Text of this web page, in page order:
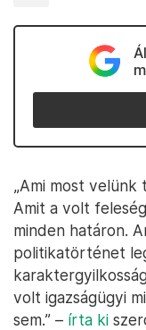
„Ami most
Amit a volt
minden határon.
politikatörténet
volt igazságügyi
sem.” – írta ki